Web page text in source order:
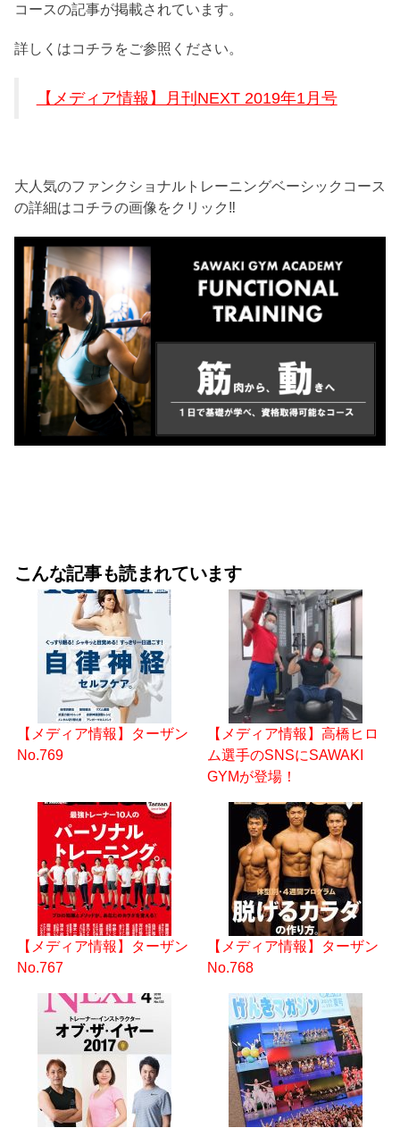
コースの記事が掲載されています。
詳しくはコチラをご参照ください。
【メディア情報】月刊NEXT 2019年1月号
大人気のファンクショナルトレーニングベーシックコース
の詳細はコチラの画像をクリック‼
こんな記事も読まれています
【メディア情報】ターザン
No.769
【メディア情報】高橋ヒロ
ム選手のSNSにSAWAKI
GYMが登場！
【メディア情報】ターザン
No.767
【メディア情報】ターザン
No.768